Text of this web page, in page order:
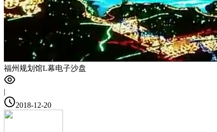
福州规划馆L幕电子沙盘
|
2018-12-20